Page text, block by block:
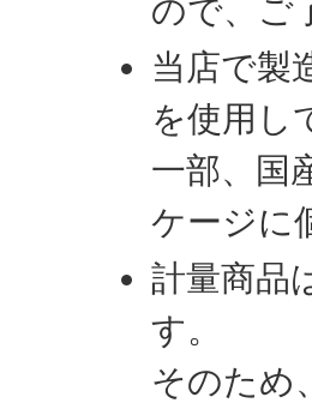
ので、ご
当店で製
を使用し
一部、国
ケージに
計量商品
す。
そのため